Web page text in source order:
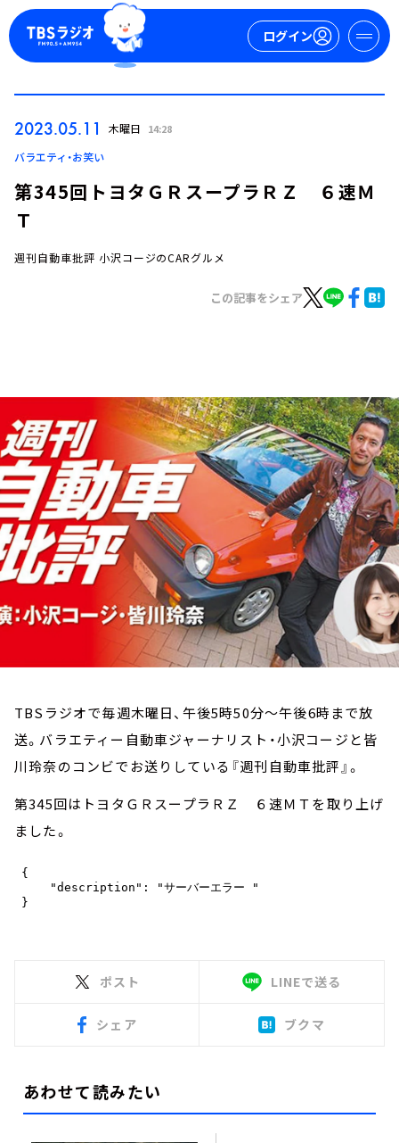
ログイン
ログイン
イベント・グッズ
YouTube
会社情報
2023.05.11 木曜日 14:28
バラエティ・お笑い
第345回トヨタＧＲスープラＲＺ ６速Ｍ
Ｔ
週刊自動車批評 小沢コージのCARグルメ
この記事をシェア
TBSラジオで毎週木曜日、午後5時50分～午後6時まで放
送。バラエティー自動車ジャーナリスト・小沢コージと皆
川玲奈のコンビでお送りしている『週刊自動車批評』。
第345回はトヨタＧＲスープラＲＺ ６速ＭＴを取り上げ
ました。
ポスト LINEで送る
シェア ブクマ
あわせて読みたい